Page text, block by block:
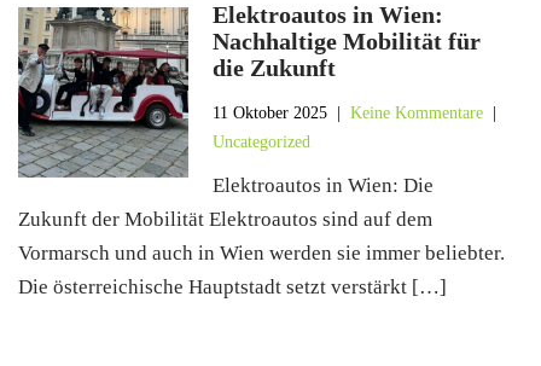
Elektroautos in Wien:
Nachhaltige Mobilität für
die Zukunft
11 Oktober 2025 |Keine Kommentare
Uncategorized
Elektroautos in Wien: Die
Zukunft der Mobilität Elektroautos sind auf dem
Vormarsch und auch in Wien werden sie immer beliebter.
Die österreichische Hauptstadt setzt verstärkt […]